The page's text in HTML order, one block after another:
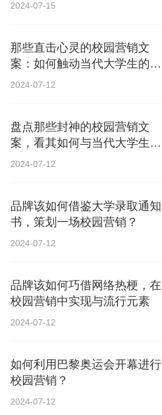
2024-07-15
那些直击心灵的校园营销文
案：如何触动当代大学生的心
弦？
2024-07-12
盘点那些封神的校园营销文
案，看其如何与当代大学生精
神共鸣？
2024-07-12
品牌该如何借鉴大学录取通知
书，策划一场校园营销？
2024-07-12
品牌该如何巧借网络热梗，在
校园营销中实现与流行元素
2024-07-12
如何利用巴黎奥运会开幕进行
校园营销？
2024-07-12